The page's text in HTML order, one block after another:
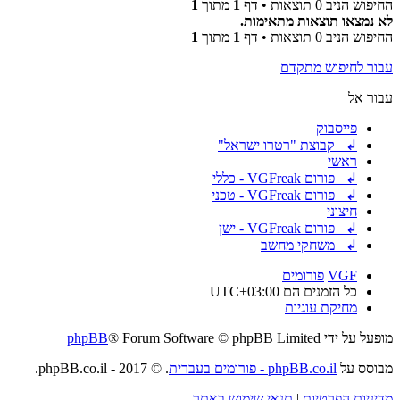
החיפוש הניב 0 תוצאות • דף 1 מתוך 1
לא נמצאו תוצאות מתאימות.
החיפוש הניב 0 תוצאות • דף
1 מתוך 1
עבור לחיפוש מתקדם
עבור אל
פייסבוק
↲ קבוצת "רטרו ישראל"
ראשי
↲ פורום VGFreak - כללי
↲ פורום VGFreak - טכני
חיצוני
↲ פורום VGFreak - ישן
↲ משחקי מחשב
VGF פורומים
כל הזמנים הם UTC+03:00
מחיקת עוגיות
מופעל על ידי
phpBB® Forum Software © phpBB Limited
מבוסס על phpBB.co.il - פורומים בעברית
. © 2017 - phpBB.co.il.